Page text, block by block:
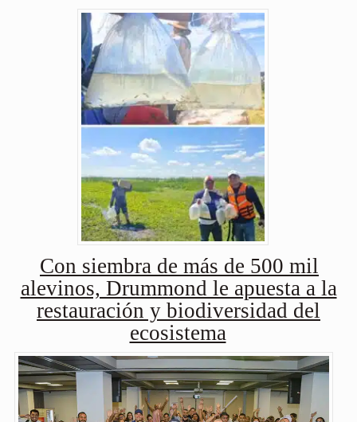
Con siembra de más de 500 mil
alevinos, Drummond le apuesta a la
restauración y biodiversidad del
ecosistema